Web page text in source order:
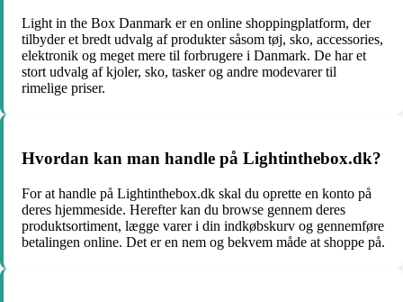
Light in the Box Danmark er en online shoppingplatform, der
tilbyder et bredt udvalg af produkter såsom tøj, sko, accessories,
elektronik og meget mere til forbrugere i Danmark. De har et
stort udvalg af kjoler, sko, tasker og andre modevarer til
rimelige priser.
Hvordan kan man handle på Lightinthebox.dk?
For at handle på Lightinthebox.dk skal du oprette en konto på
deres hjemmeside. Herefter kan du browse gennem deres
produktsortiment, lægge varer i din indkøbskurv og gennemføre
betalingen online. Det er en nem og bekvem måde at shoppe på.